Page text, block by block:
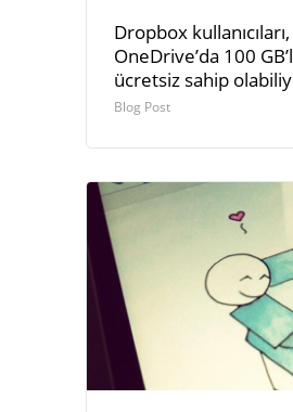
Dropbox kullanıcıları,
OneDrive’da 100
ücretsiz sahip
Blog Post